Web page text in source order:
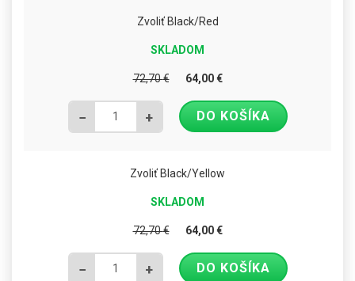
Zvoliť Black/Red
SKLADOM
72,70€ 64,00€
− + DO KOŠÍKA
Zvoliť Black/Yellow
SKLADOM
72,70€ 64,00€
− + DO KOŠÍKA